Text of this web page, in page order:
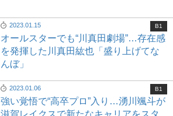
2023.01.15
オールスターでも“川真田劇場”…存在感
を発揮した川真田紘也「盛り上げてな
んぼ」
B1
2023.01.06
強い覚悟で“高卒プロ”入り…湧川颯斗が
B1